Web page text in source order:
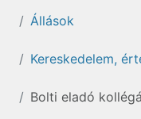
Állások
Kereskedelem,
Bolti eladó